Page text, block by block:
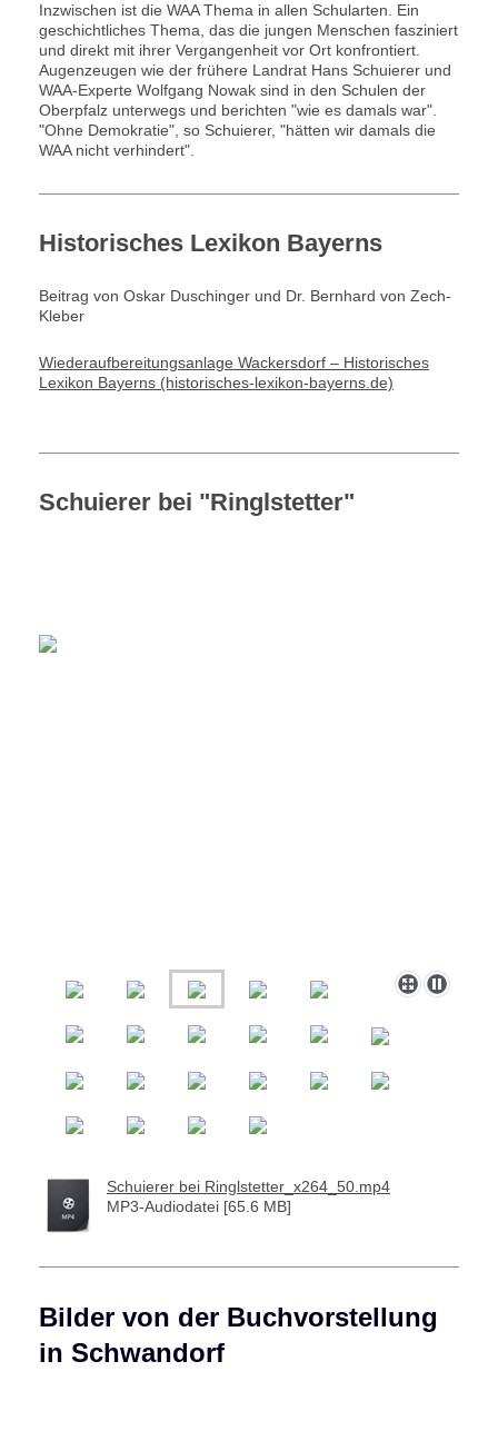
Inzwischen ist die WAA Thema in allen Schularten. Ein
geschichtliches Thema, das die jungen Menschen fasziniert
und direkt mit ihrer Vergangenheit vor Ort konfrontiert.
Augenzeugen wie der frühere Landrat Hans Schuierer und
WAA-Experte Wolfgang Nowak sind in den Schulen der
Oberpfalz unterwegs und berichten "wie es damals war".
"Ohne Demokratie", so Schuierer, "hätten wir damals die
WAA nicht verhindert".
Historisches Lexikon Bayerns
Beitrag von Oskar Duschinger und Dr. Bernhard von Zech-
Kleber
Wiederaufbereitungsanlage Wackersdorf – Historisches
Lexikon Bayerns (historisches-lexikon-bayerns.de)
Schuierer bei "Ringlstetter"
Schuierer bei Ringlstetter_x264_50.mp4
MP3-Audiodatei [65.6 MB]
Bilder von der Buchvorstellung
in Schwandorf